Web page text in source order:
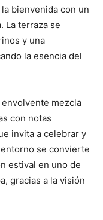
bienvenida con un
La terraza se
y una
la esencia del
mezcla
con notas
invita a celebrar y
se convierte
estival en uno de
gracias a la visión